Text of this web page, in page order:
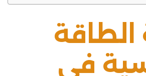
الطاقة
في